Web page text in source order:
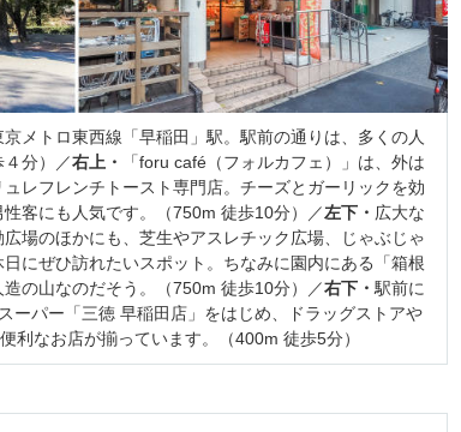
メトロ東西線「早稲田」駅。駅前の通りは、多くの人
分）／右上・
「foru café（フォルカフェ）」は、外は
レフレンチトースト専門店。チーズとガーリックを効
客にも人気です。（750m 徒歩10分）／左下・ 広大な
場のほかにも、芝生やアスレチック広場、じゃぶじゃ
にぜひ訪れたいスポット。ちなみに園内にある「箱根
の山なのだそう。（750m 徒歩10分）／右下・駅前に
ーパー「三徳 早稲田店」をはじめ、ドラッグストアや
利なお店が揃っています。（400m 徒歩5分）